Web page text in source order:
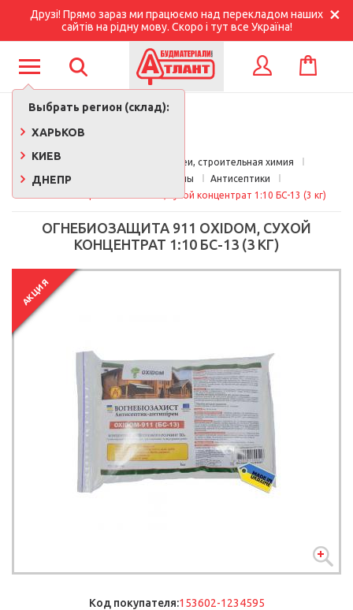
Друзі! Прямо зараз ми працюємо над перекладом наших
сайтів на рідну мову. Скоро і тут все Україна!
Выбрать регион (склад):
ХАРЬКОВ
КИЕВ
ДНЕПР
КОРЗИНА
Главная
Краски, лаки, клеи, строительная химия
Обработка древесины
Антисептики
Огнебиозащита 911 Oxidom, сухой концентрат 1:10 БС-13 (3 кг)
ОГНЕБИОЗАЩИТА 911 OXIDOM, СУХОЙ
КОНЦЕНТРАТ 1:10 БС-13 (3 КГ)
АКЦИЯ
Код покупателя:153602-1234595